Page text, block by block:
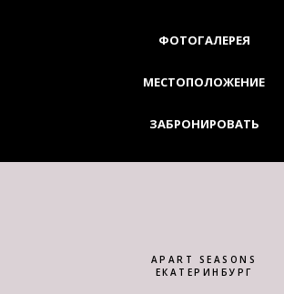
ФОТОГАЛЕРЕЯ
МЕСТОПОЛОЖЕНИЕ
ЗАБРОНИРОВАТЬ
APART SEASONS
ЕКАТЕРИНБУРГ